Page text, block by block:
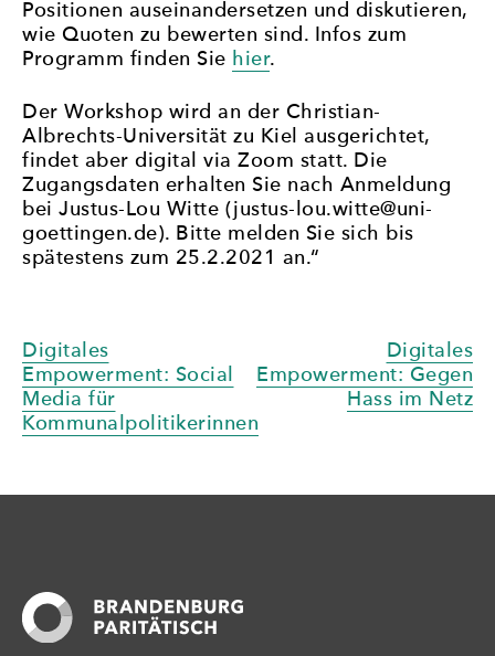
Positionen auseinandersetzen und diskutieren,
wie Quoten zu bewerten sind. Infos zum
Programm finden Sie hier.
Der Workshop wird an der Christian-
Albrechts-Universität zu Kiel ausgerichtet,
findet aber digital via Zoom statt. Die
Zugangsdaten erhalten Sie nach Anmeldung
bei Justus-Lou Witte (justus-lou.witte@uni-
goettingen.de). Bitte melden Sie sich bis
spätestens zum 25.2.2021 an.“
Beitragsnavigation
Digitales
Empowerment: Social
Media für
Kommunalpolitikerinnen
Digitales
Empowerment: Gegen
Hass im Netz